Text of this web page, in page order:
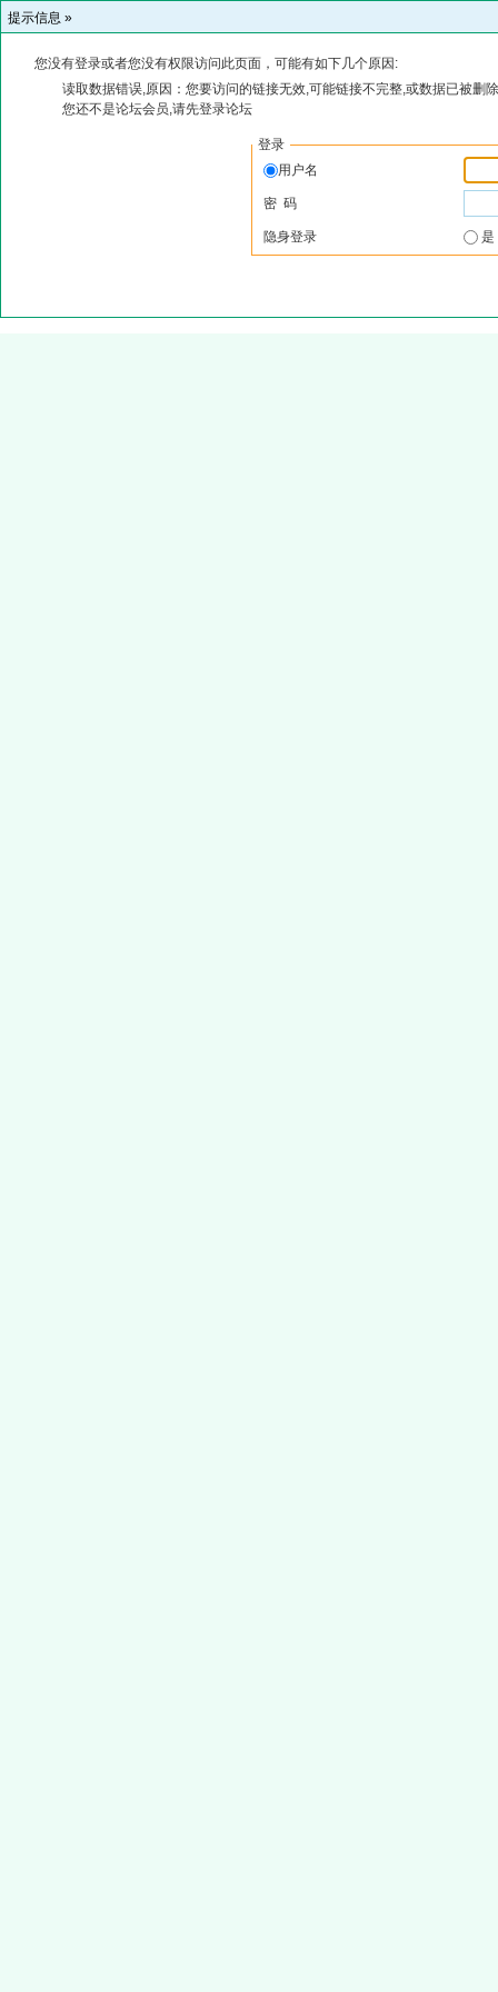
提示信息 »
您没有登录或者您没有权限访问此页面，可能有如下几个原因:
读取数据错误,原因：您要访问的链接无效,可能链接不完整,或数据已被删
您还不是论坛会员,请先登录论坛
登录
用户名
密 码
隐身登录